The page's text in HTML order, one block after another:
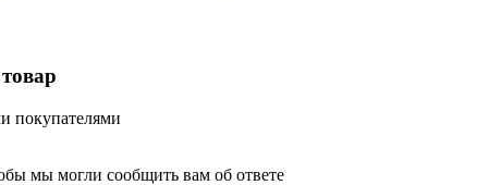
покупателями
мы могли сообщить вам об ответе